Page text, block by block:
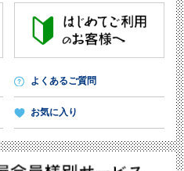
よくあるご質問
お気に入り